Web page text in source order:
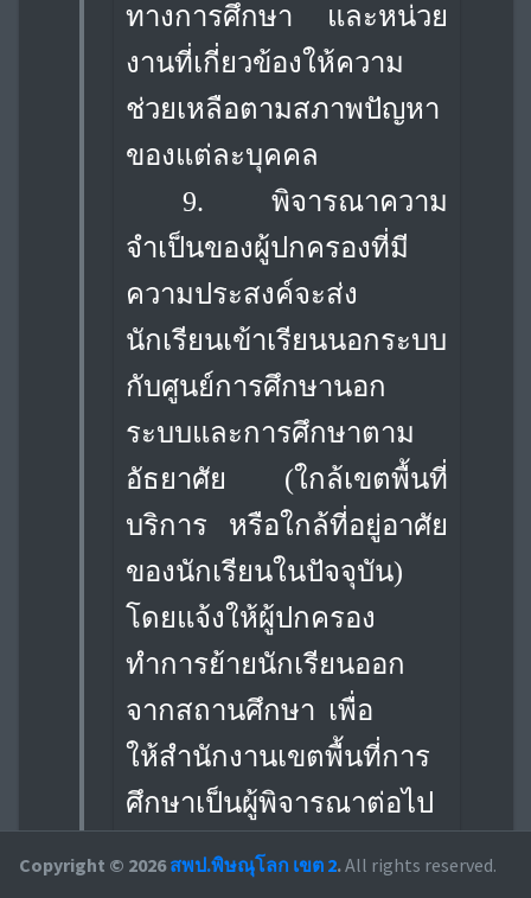
ทางการศึกษา และหน่วย
งานที่เกี่ยวข้องให้ความ
ช่วยเหลือตามสภาพปัญหา
ของแต่ละบุคคล
9. พิจารณาความ
จำเป็นของผู้ปกครองที่มี
ความประสงค์จะส่ง
นักเรียนเข้าเรียนนอกระบบ
กับศูนย์การศึกษานอก
ระบบและการศึกษาตาม
อัธยาศัย (ใกล้เขตพื้นที่
บริการ หรือใกล้ที่อยู่อาศัย
ของนักเรียนในปัจจุบัน)
โดยแจ้งให้ผู้ปกครอง
ทำการย้ายนักเรียนออก
จากสถานศึกษา เพื่อ
ให้สำนักงานเขตพื้นที่การ
ศึกษาเป็นผู้พิจารณาต่อไป
10.
ประสานงานกับ
Copyright © 2026สพป.พิษณุโลก เขต 2.All rights reserved.